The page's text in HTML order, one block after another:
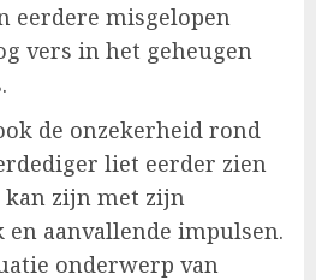
eerdere misgelopen
vers in het geheugen
de onzekerheid rond
liet eerder zien
zijn met zijn
aanvallende impulsen.
onderwerp van